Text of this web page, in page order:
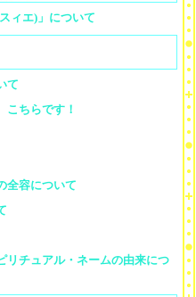
ィエ)」について
て
こちらです！
全容について
リチュアル・ネームの由来につ